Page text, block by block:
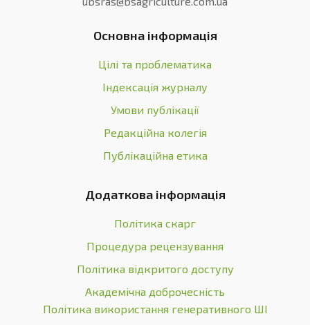
Основна інформація
Цілі та проблематика
Індексація журналу
Умови публікації
Редакційна колегія
Публікаційна етика
Додаткова інформація
Політика скарг
Процедура рецензування
Політика відкритого доступу
Академічна доброчесність
Політика використання генеративного ШІ